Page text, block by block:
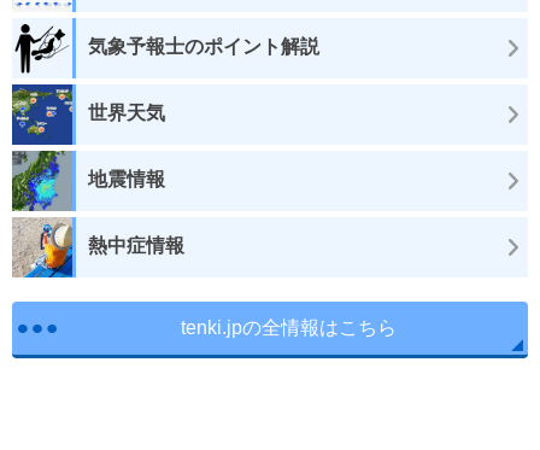
気象予報士のポイント解説
世界天気
地震情報
熱中症情報
tenki.jpの全情報はこちら